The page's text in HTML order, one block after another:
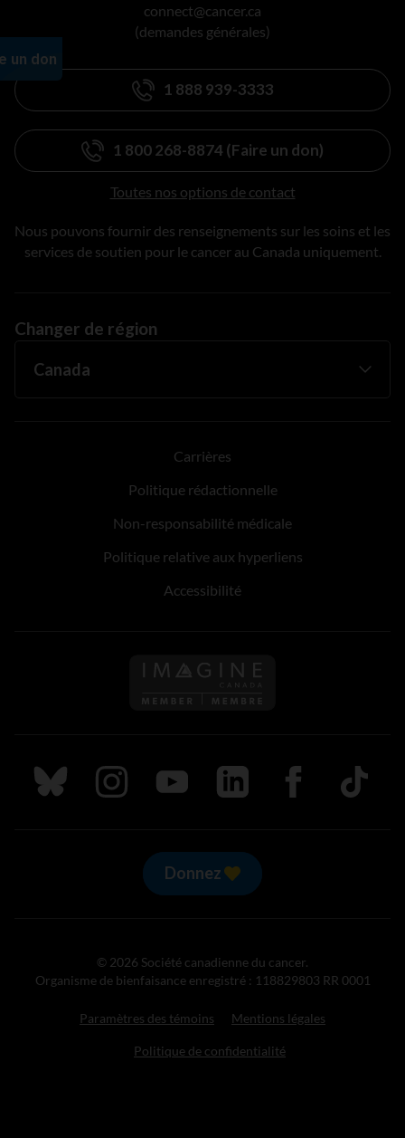
connect@cancer.ca
(demandes générales)
1 888 939-3333
1 800 268-8874 (Faire un don)
Toutes nos options de contact
Nous pouvons fournir des renseignements sur les soins et les
services de soutien pour le cancer au Canada uniquement.
Changer de région
Carrières
Politique rédactionnelle
Non-responsabilité médicale
Politique relative aux hyperliens
Accessibilité
Suivez nous sur Bluesky
Suivez nous sur Instagram
Suivez nous sur Youtube
Suivez nous sur LinkedIn
Suivez nous sur
TikTok
Donnez
© 2026 Société canadienne du cancer.
Organisme de bienfaisance enregistré : 118829803 RR 0001
Paramètres des témoins Mentions légales
Politique de confidentialité